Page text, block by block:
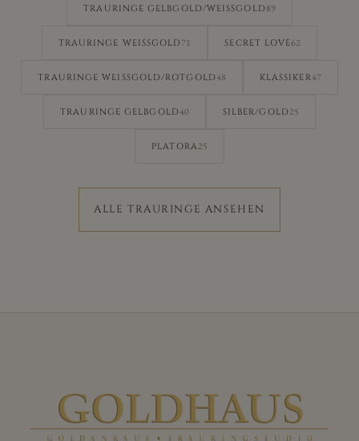
TRAURINGE GELBGOLD/WEISSGOLD 89
TRAURINGE WEISSGOLD 71 SECRET LOVE62
TRAURINGE WEISSGOLD/ROTGOLD 48 KLASSIKER47
TRAURINGE GELBGOLD40 SILBER/GOLD 25
PLATORA25
ALLE TRAURINGE ANSEHEN